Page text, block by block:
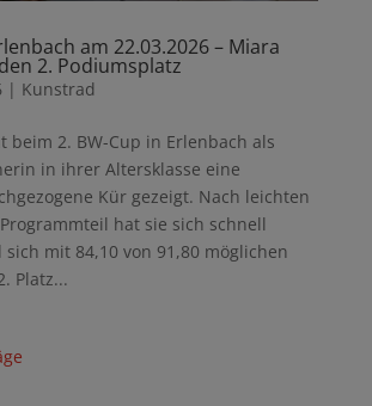
am 22.03.2026 – Miara
2. Podiumsplatz
| Kunstrad
beim 2. BW-Cup in Erlenbach als
in ihrer Altersklasse eine
Kür gezeigt. Nach leichten
hat sie sich schnell
mit 84,10 von 91,80 möglichen
Platz...